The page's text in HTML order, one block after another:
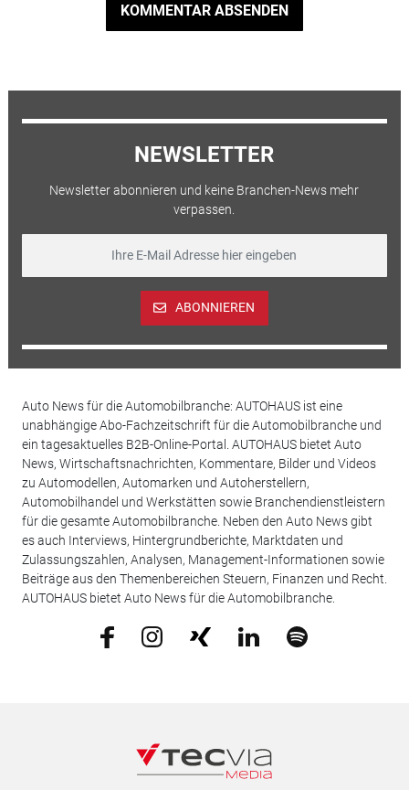
KOMMENTAR ABSENDEN
NEWSLETTER
Newsletter abonnieren und keine Branchen-News mehr
verpassen.
ABONNIEREN
Auto News für die Automobilbranche: AUTOHAUS ist eine
unabhängige Abo-Fachzeitschrift für die Automobilbranche und
ein tagesaktuelles B2B-Online-Portal. AUTOHAUS bietet Auto
News, Wirtschaftsnachrichten, Kommentare, Bilder und Videos
zu Automodellen, Automarken und Autoherstellern,
Automobilhandel und Werkstätten sowie Branchendienstleistern
für die gesamte Automobilbranche. Neben den Auto News gibt
es auch Interviews, Hintergrundberichte, Marktdaten und
Zulassungszahlen, Analysen, Management-Informationen sowie
Beiträge aus den Themenbereichen Steuern, Finanzen und Recht.
AUTOHAUS bietet Auto News für die Automobilbranche.